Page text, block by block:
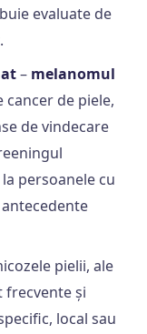
evaluate de
– melanomul
cancer de piele,
de vindecare
persoanele cu
pielii, ale
frecvente și
local sau